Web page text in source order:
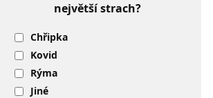
největší strach?
Chřipka
Kovid
Rýma
Jiné